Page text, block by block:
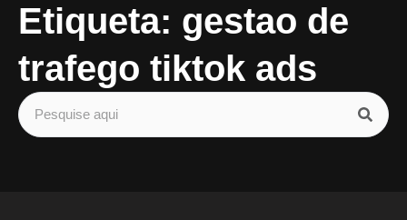
Etiqueta: gestao de
trafego tiktok ads